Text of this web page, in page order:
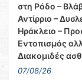
στη Ρόδο –
Αντίρριο –
Ηράκλειο –
Εντοπισμός
Διακομιδές
07/08/26